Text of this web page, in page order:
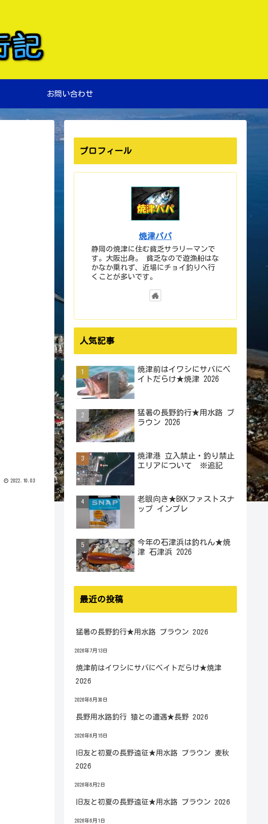
お問い合わせ
2022.10.03
プロフィール
焼津パパ
静岡の焼津に住む貧乏サラリーマンで
す。大阪出身。 貧乏なので遊漁船はな
かなか乗れず、近場にチョイ釣りへ行
くことが多いです。
人気記事
焼津前はイワシにサバにベ
イトだらけ★焼津 2026
猛暑の長野釣行★用水路 ブ
ラウン 2026
焼津港 立入禁止・釣り禁止
エリアについて ※追記
老眼向き★BKKファストスナ
ップ インプレ
今年の石津浜は釣れん★焼
津 石津浜 2026
最近の投稿
猛暑の長野釣行★用水路 ブラウン 2026
2026年7月13日
焼津前はイワシにサバにベイトだらけ★焼津
2026
2026年6月30日
長野用水路釣行 猿との遭遇★長野 2026
2026年6月15日
旧友と初夏の長野遠征★用水路 ブラウン 麦秋
2026
2026年6月2日
旧友と初夏の長野遠征★用水路 ブラウン 2026
2026年6月1日